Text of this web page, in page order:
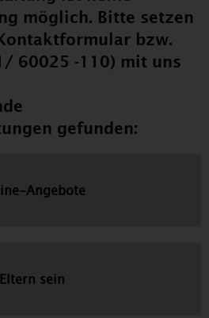
möglich. Bitte setzen
bzw.
60025 -110) mit uns
gefunden:
Angebote
Eltern sein